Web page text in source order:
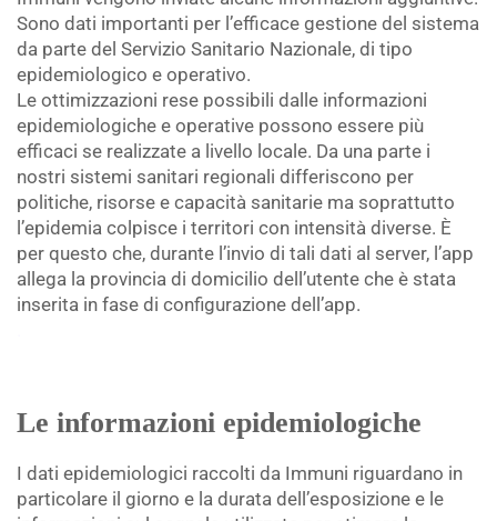
Sono dati importanti per l’efficace gestione del sistema
da parte del Servizio Sanitario Nazionale, di tipo
epidemiologico e operativo.
Le ottimizzazioni rese possibili dalle informazioni
epidemiologiche e operative possono essere più
efficaci se realizzate a livello locale. Da una parte i
nostri sistemi sanitari regionali differiscono per
politiche, risorse e capacità sanitarie ma soprattutto
l’epidemia colpisce i territori con intensità diverse. È
per questo che, durante l’invio di tali dati al server, l’app
allega la provincia di domicilio dell’utente che è stata
inserita in fase di configurazione dell’app.
Le informazioni epidemiologiche
I dati epidemiologici raccolti da Immuni riguardano in
particolare il giorno e la durata dell’esposizione e le